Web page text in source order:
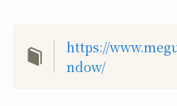
https://
ndow/